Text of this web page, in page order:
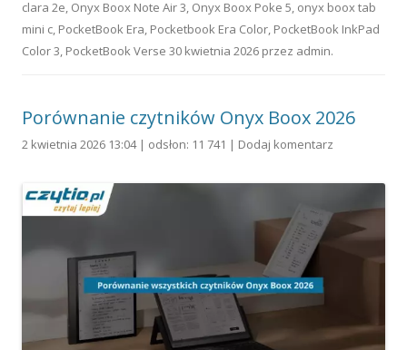
clara 2e, Onyx Boox Note Air 3, Onyx Boox Poke 5, onyx boox tab
mini c, PocketBook Era, Pocketbook Era Color, PocketBook InkPad
Color 3, PocketBook Verse 30 kwietnia 2026 przez admin.
Porównanie czytników Onyx Boox 2026
2 kwietnia 2026 13:04 | odsłon: 11 741 | Dodaj komentarz